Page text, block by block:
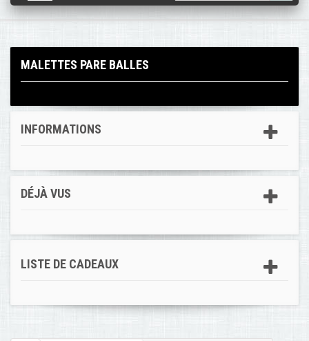
ACCUEIL
LIVRAISON - RETOUR
MENTIONS LÉGALES
MALETTES PARE BALLES
INFORMATIONS
DÉJÀ VUS
LISTE DE CADEAUX